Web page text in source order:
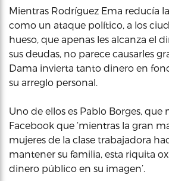
Mientras Rodríguez Ema reducía
como un ataque político, a los
hueso, que apenas les alcanza el
sus deudas, no parece causarles
Dama invierta tanto dinero en
su arreglo personal.
Uno de ellos es Pablo Borges, que
Facebook que ‘mientras la gran
mujeres de la clase trabajadora
mantener su familia, esta riquita
dinero público en su imagen’.